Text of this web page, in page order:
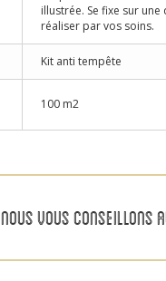
illustrée. Se fixe sur
réaliser par vos soins.
Kit anti tempête
100 m2
NOUS VOUS CONSEILLONS